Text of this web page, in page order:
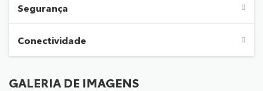
Segurança
Conectividade
GALERIA DE IMAGENS